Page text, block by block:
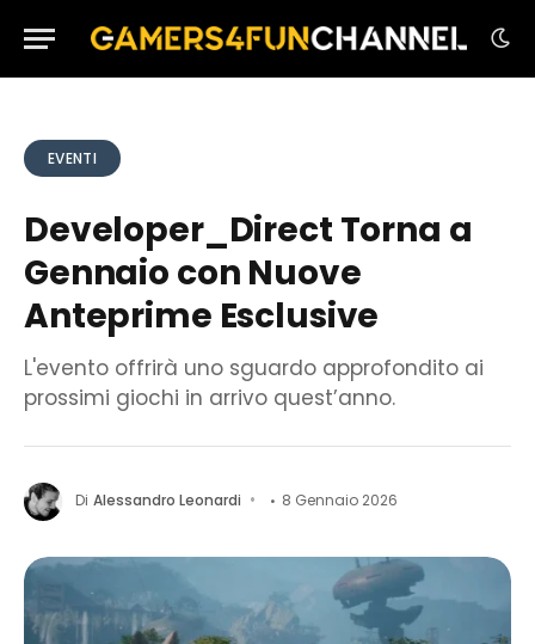
EVENTI
Developer_Direct Torna a
Gennaio con Nuove
Anteprime Esclusive
L'evento offrirà uno sguardo approfondito ai
prossimi giochi in arrivo quest’anno.
Di Alessandro Leonardi 8 Gennaio 2026